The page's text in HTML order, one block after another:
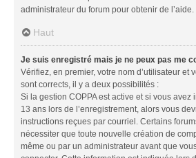
administrateur du forum pour obtenir de l’aide.
Haut
Je suis enregistré mais je ne peux pas me
Vérifiez, en premier, votre nom d’utilisateur et
sont corrects, il y a deux possibilités :
Si la gestion COPPA est active et si vous avez
13 ans lors de l’enregistrement, alors vous
instructions reçues par courriel. Certains
nécessiter que toute nouvelle création de
même ou par un administrateur avant que